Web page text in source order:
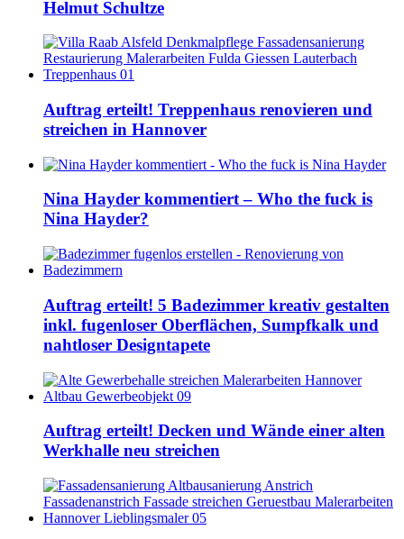
Helmut Schultze
Auftrag erteilt! Treppenhaus renovieren und
streichen in Hannover
Nina Hayder kommentiert – Who the fuck is
Nina Hayder?
Auftrag erteilt! 5 Badezimmer kreativ gestalten
inkl. fugenloser Oberflächen, Sumpfkalk und
nahtloser Designtapete
Auftrag erteilt! Decken und Wände einer alten
Werkhalle neu streichen